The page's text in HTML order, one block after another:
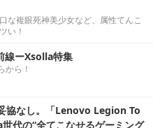
な複眼死神美少女など、属性てんこ
い！
線ーXsolla特集
から！
協なし。「Lenovo Legion To
代の“全てこなせるゲーミング